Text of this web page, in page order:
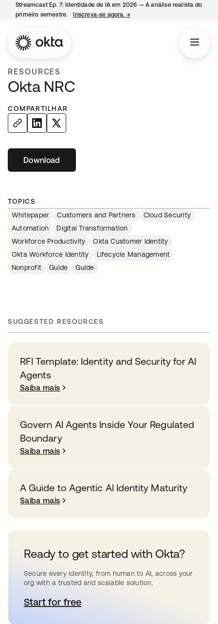
Streamcast Ep. 7: Identidade de IA em 2026 — A análise realista do
primeiro semestre.
Inscreva-se agora. →
RESOURCES
Okta NRC
COMPARTILHAR
Downloadabre em uma nova guia
TOPICS
Whitepaper
Customers and Partners
Cloud Security
Automation
Digital Transformation
Workforce Productivity
Okta Customer Identity
Okta Workforce Identity
Lifecycle Management
Nonprofit
Guide Guide
SUGGESTED RESOURCES
RFI Template: Identity and Security for AI
Agents
Saiba mais
Govern AI Agents Inside Your Regulated
Boundary
Saiba mais
A Guide to Agentic AI Identity Maturity
Saiba mais
Ready to get started with Okta?
Secure every identity, from human to AI, across your
org with a trusted and scalable solution.
Start for freeabre em uma nova guia